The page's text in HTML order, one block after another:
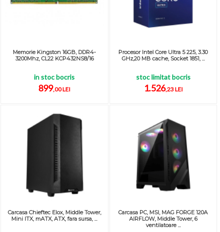
Memorie Kingston 16GB, DDR4-
3200Mhz, CL22 KCP432NS8/16
in stoc bocris
899,00 LEI
Procesor Intel Core Ultra 5 225, 3.30
GHz,20 MB cache, Socket 1851, ...
stoc limitat bocris
1.526,23 LEI
Carcasa Chieftec Elox, Middle Tower,
Mini ITX, mATX, ATX, fara sursa, ...
Carcasa PC, MSI, MAG FORGE 120A
AIRFLOW, Middle Tower, 6
ventilatoare ...